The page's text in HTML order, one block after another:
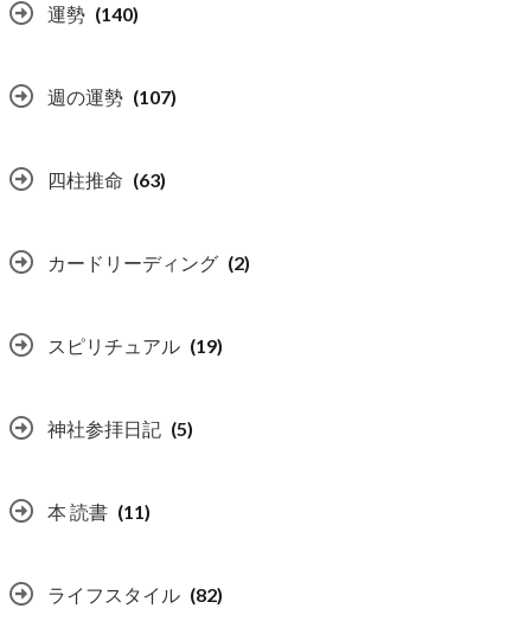
運勢 (140)
週の運勢 (107)
四柱推命 (63)
カードリーディング (2)
スピリチュアル (19)
神社参拝日記 (5)
本 読書 (11)
ライフスタイル (82)